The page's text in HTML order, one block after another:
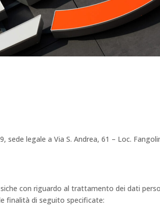
legale a Via S. Andrea, 61 – Loc.
con riguardo al trattamento dei dati
finalità di seguito specificate: